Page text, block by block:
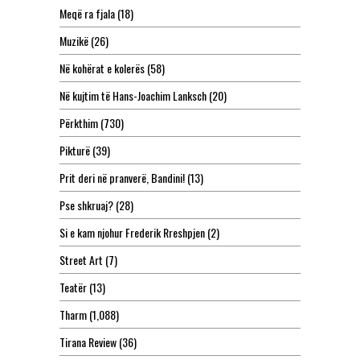
Meqë ra fjala(18)
Muzikë(26)
Në kohërat e kolerës(58)
Në kujtim të Hans-Joachim Lanksch(20)
Përkthim(730)
Pikturë(39)
Prit deri në pranverë, Bandini!(13)
Pse shkruaj?(28)
Si e kam njohur Frederik Rreshpjen(2)
Street Art (7)
Teatër(13)
Tharm(1,088)
Tirana Review(36)